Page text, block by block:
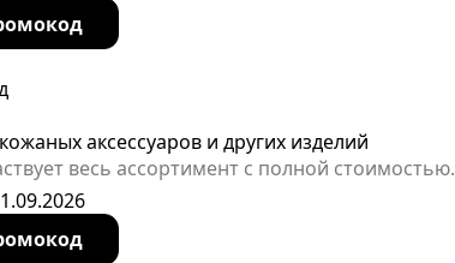
аксессуаров и других изделий
весь ассортимент с полной